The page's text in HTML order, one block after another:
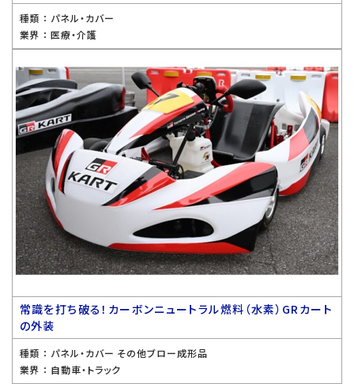
種類 ： パネル・カバー
業界 ： 医療・介護
常識を打ち破る！カーボンニュートラル燃料（水素）GRカート
の外装
種類 ： パネル・カバー その他ブロー成形品
業界 ： 自動車・トラック